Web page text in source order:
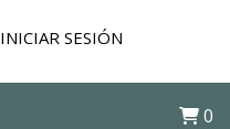
INICIAR SESIÓN
0